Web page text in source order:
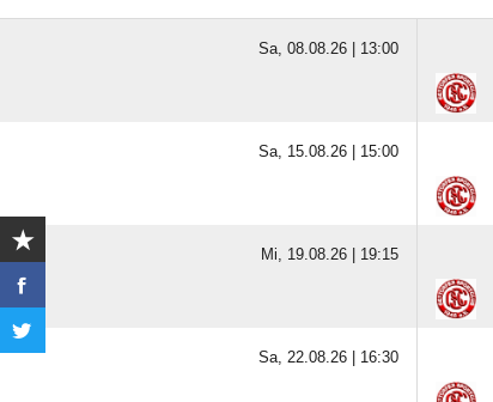
Sa, 08.08.26 | 13:00
Sa, 15.08.26 | 15:00
Mi, 19.08.26 | 19:15
Sa, 22.08.26 | 16:30